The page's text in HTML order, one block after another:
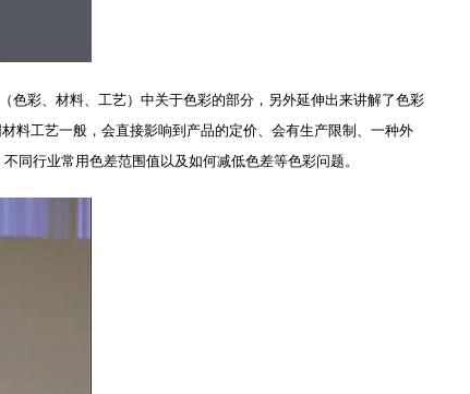
彩、材料、工艺）中关于色彩的部分，另外延伸出来讲解了色彩
料工艺一般，会直接影响到产品的定价、会有生产限制、一种外
行业常用色差范围值以及如何减低色差等色彩问题。